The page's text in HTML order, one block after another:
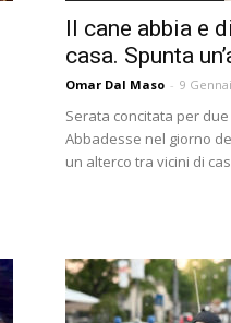
Il cane abbia e
casa. Spunta
Omar Dal Maso - 9
Serata concitata per
Abbadesse nel giorno
un alterco tra vicini di